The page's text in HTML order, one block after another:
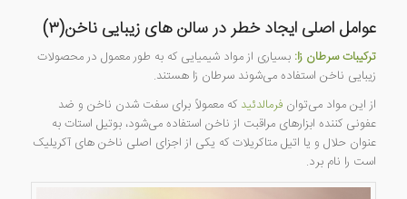
عوامل اصلی ایجاد خطر در سالن های زیبایی ناخن(۳)
ترکیبات سرطان زا: بسیاری از مواد شیمیایی که به طور معمول در محصولات
زیبایی ناخن استفاده می‌شوند سرطان زا هستند.
از این مواد می‌توان فرمالدئید که معمولاً برای سفت شدن ناخن و ضد
عفونی کننده ابزارهای مراقبت از ناخن استفاده می‌شود، بوتیل استات به
عنوان حلال و یا اتیل متاکریلات که یکی از اجزای اصلی ناخن های آکریلیک
است را نام برد.